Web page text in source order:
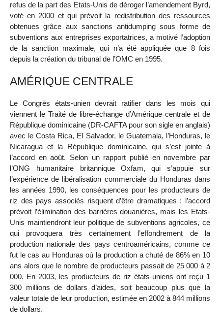
refus de la part des Etats-Unis de déroger l’amendement Byrd,
voté en 2000 et qui prévoit la redistribution des ressources
obtenues grâce aux sanctions antidumping sous forme de
subventions aux entreprises exportatrices, a motivé l’adoption
de la sanction maximale, qui n’a été appliquée que 8 fois
depuis la création du tribunal de l’OMC en 1995.
AMÉRIQUE CENTRALE
Le Congrès états-unien devrait ratifier dans les mois qui
viennent le Traité de libre-échange d’Amérique centrale et de
République dominicaine (DR-CAFTA pour son sigle en anglais)
avec le Costa Rica, El Salvador, le Guatemala, l’Honduras, le
Nicaragua et la République dominicaine, qui s’est jointe à
l’accord en août. Selon un rapport publié en novembre par
l’ONG humanitaire britannique Oxfam, qui s’appuie sur
l’expérience de libéralisation commerciale du Honduras dans
les années 1990, les conséquences pour les producteurs de
riz des pays associés risquent d’être dramatiques : l’accord
prévoit l’élimination des barrières douanières, mais les Etats-
Unis maintiendront leur politique de subventions agricoles, ce
qui provoquera très certainement l’effondrement de la
production nationale des pays centroaméricains, comme ce
fut le cas au Honduras où la production a chuté de 86% en 10
ans alors que le nombre de producteurs passait de 25 000 à 2
000. En 2003, les producteurs de riz états-uniens ont reçu 1
300 millions de dollars d’aides, soit beaucoup plus que la
valeur totale de leur production, estimée en 2002 à 844 millions
de dollars.